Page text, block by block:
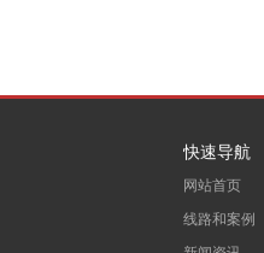
快速导航
网站首页
线路和案例